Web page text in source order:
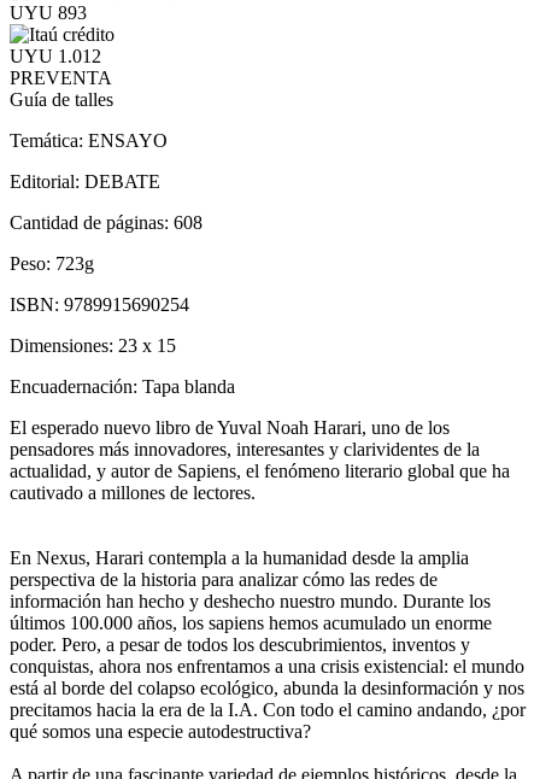
UYU 893
UYU 1.012
PREVENTA
Guía de talles
Temática: ENSAYO
Editorial: DEBATE
Cantidad de páginas: 608
Peso: 723g
ISBN: 9789915690254
Dimensiones: 23 x 15
Encuadernación: Tapa blanda
El esperado nuevo libro de Yuval Noah Harari, uno de los
pensadores más innovadores, interesantes y clarividentes de la
actualidad, y autor de Sapiens, el fenómeno literario global que ha
cautivado a millones de lectores.
En Nexus, Harari contempla a la humanidad desde la amplia
perspectiva de la historia para analizar cómo las redes de
información han hecho y deshecho nuestro mundo. Durante los
últimos 100.000 años, los sapiens hemos acumulado un enorme
poder. Pero, a pesar de todos los descubrimientos, inventos y
conquistas, ahora nos enfrentamos a una crisis existencial: el mundo
está al borde del colapso ecológico, abunda la desinformación y nos
precitamos hacia la era de la I.A. Con todo el camino andando, ¿por
qué somos una especie autodestructiva?
A partir de una fascinante variedad de ejemplos históricos, desde la